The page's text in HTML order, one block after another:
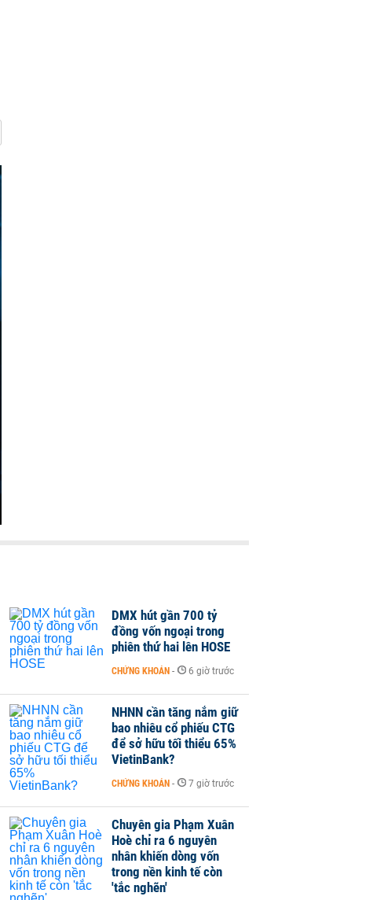
DMX hút gần 700 tỷ
đồng vốn ngoại trong
phiên thứ hai lên HOSE
CHỨNG KHOÁN - 6 giờ trước
NHNN cần tăng nắm giữ
bao nhiêu cổ phiếu CTG
để sở hữu tối thiểu 65%
VietinBank?
CHỨNG KHOÁN - 7 giờ trước
Chuyên gia Phạm Xuân
Hoè chỉ ra 6 nguyên
nhân khiến dòng vốn
trong nền kinh tế còn
'tắc nghẽn'